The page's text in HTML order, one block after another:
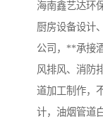
海南鑫艺达环
厨房设备设计
公司，**承接
风排风、消防
道加工制作，
计，油烟管道